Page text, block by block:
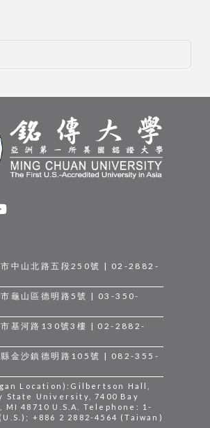
市中山北路五段250號 | 02-2882-
龜山區德明路5號 | 03-350-
市基河路130號3樓 | 02-2882-
縣金沙鎮德明路105號 | 082-355-
Location):Gilbertson Hall,
State University, 7400 Bay
MI 48710 U.S.A. Telephone: 1-
+886 2 2882-4564 (Taiwan)